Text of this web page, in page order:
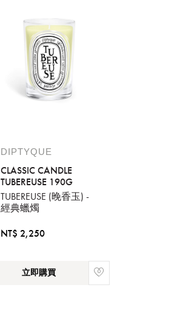
DIPTYQUE
CLASSIC CANDLE
TUBEREUSE 190G
TUBEREUSE (晚香玉) -
經典蠟燭
NT$ 2,250
立即購買